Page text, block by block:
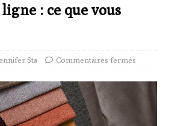
: ce que vous
Sta Commentaires fermés